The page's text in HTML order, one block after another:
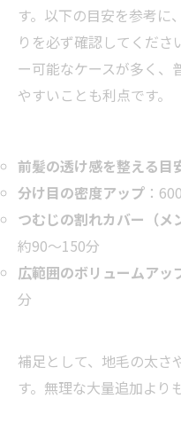
す。以下の目安を参考に
りを必ず確認してくだ
ー可能なケースが多く、
やすいことも利点です。
前髪の透け感を整える目
分け目の密度アップ ：
つむじの割れカバー（メ
約90〜150分
広範囲のボリュームアッ
分
補足として、地毛の太さ
す。無理な大量追加より